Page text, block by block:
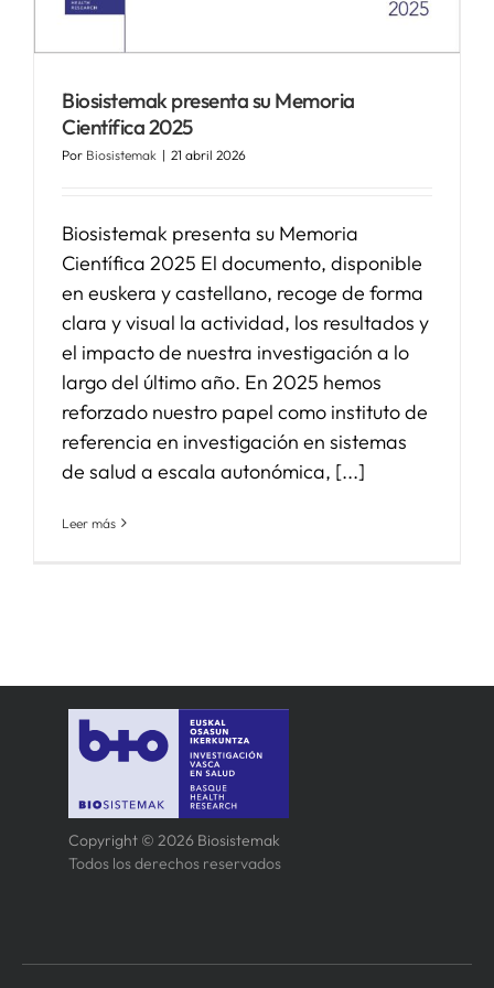
SERVICIOS
APOYO I+D+I
Biosistemak presenta su Memoria
Científica 2025
Por Biosistemak | 21 abril 2026
Biosistemak presenta su Memoria
Científica 2025 El documento, disponible
en euskera y castellano, recoge de forma
clara y visual la actividad, los resultados y
el impacto de nuestra investigación a lo
largo del último año. En 2025 hemos
reforzado nuestro papel como instituto de
referencia en investigación en sistemas
de salud a escala autonómica, [...]
Leer más
Copyright © 2026 Biosistemak
Todos los derechos reservados